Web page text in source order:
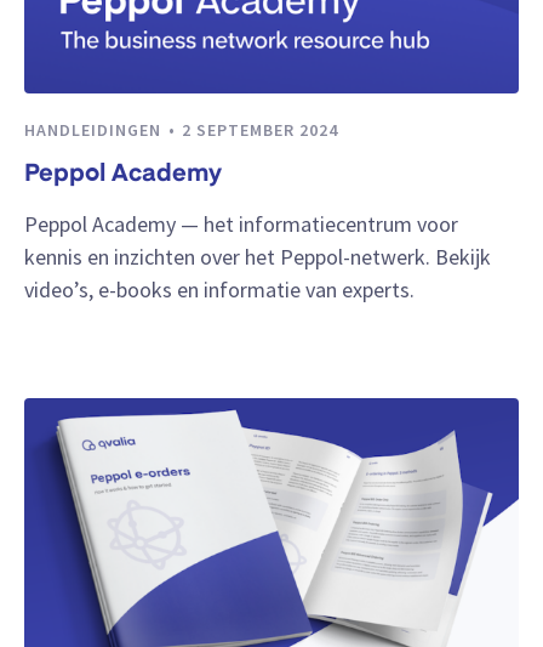
HANDLEIDINGEN 2 SEPTEMBER 2024
Peppol Academy
Peppol Academy — het informatiecentrum voor
kennis en inzichten over het Peppol-netwerk. Bekijk
video’s, e-books en informatie van experts.